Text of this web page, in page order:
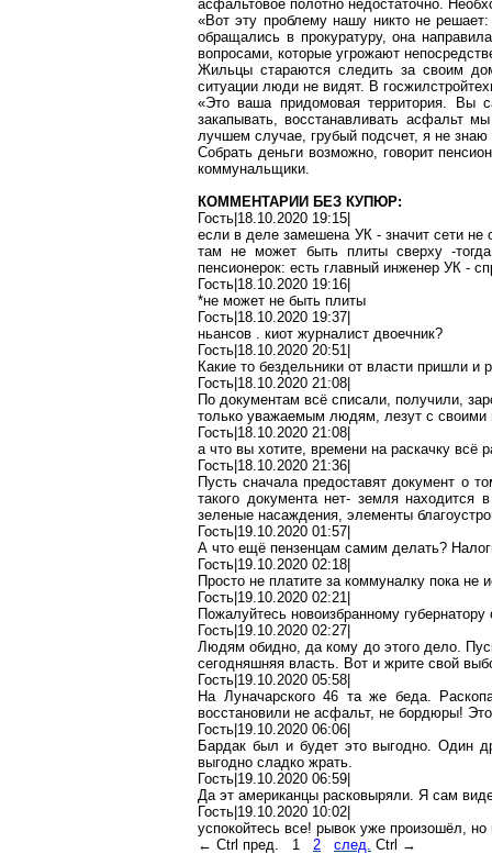
асфальтовое полотно недостаточно.
«Вот эту проблему нашу никто не
обращались в прокуратуру, она
вопросами, которые угрожают
Жильцы стараются следить за своим
ситуации люди не видят. В
«Это ваша придомовая территория. Вы
закапывать, восстанавливать асфальт
лучшем случае, грубый подсчет, я не
Собрать деньгивозможно, говорит
коммунальщики.
КОММЕНТАРИИ БЕЗ КУПЮР:
Гость|18.10.2020 19:15|
если в деле замешена УК - значит сети
там не может быть плиты сверху-т
пенсионерок: есть главный инженер УК -
Гость|18.10.2020 19:16|
*не может не быть плиты
Гость|18.10.2020 19:37|
ньансов . киот журналист двоечник?
Гость|18.10.2020 20:51|
Какие то бездельники от власти пришли и
Гость|18.10.2020 21:08|
По документам всё списали, получили,
только уважаемым людям, лезут с
Гость|18.10.2020 21:08|
а что вы хотите, времени на раскачку всё
Гость|18.10.2020 21:36|
Пусть сначалапредоставят документ о
такого документа нет- земля находится
зеленые насаждения, элементы
Гость|19.10.2020 01:57|
А что ещё пензенцам самим делать?
Гость|19.10.2020 02:18|
Просто не платите за коммуналку пока не
Гость|19.10.2020 02:21|
Пожалуйтесь новоизбранному
Гость|19.10.2020 02:27|
Людям обидно, да кому до этого дело.
сегодняшняя власть. Вот и жрите свой
Гость|19.10.2020 05:58|
На Луначарского 46 та же беда.
восстановили не асфальт, не бордюры!
Гость|19.10.2020 06:06|
Бардак был и будет это выгодно. Один
выгодно сладко жрать.
Гость|19.10.2020 06:59|
Да эт американцы расковыряли. Я сам
Гость|19.10.2020 10:02|
успокойтесь все! рывок уже произошёл, но
← Ctrl пред. 1 2 след. Ctrl →